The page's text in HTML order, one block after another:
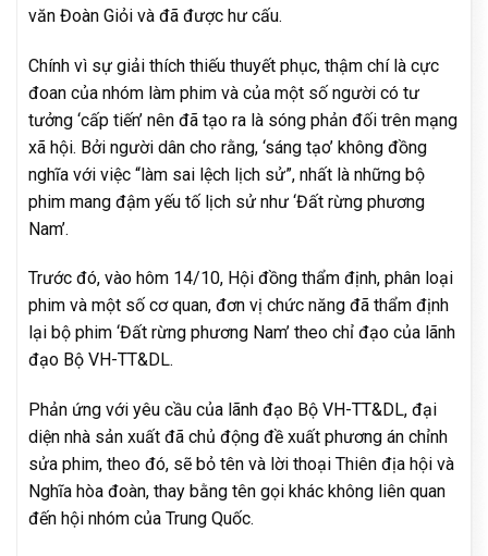
văn Đoàn Giỏi và đã được hư cấu.
Chính vì sự giải thích thiếu thuyết phục, thậm chí là cực
đoan của nhóm làm phim và của một số người có tư
tưởng ‘cấp tiến’ nên đã tạo ra là sóng phản đối trên mạng
xã hội. Bởi người dân cho rằng, ‘sáng tạo’ không đồng
nghĩa với việc “làm sai lệch lịch sử”, nhất là những bộ
phim mang đậm yếu tố lịch sử như ‘Đất rừng phương
Nam’.
Trước đó, vào hôm 14/10, Hội đồng thẩm định, phân loại
phim và một số cơ quan, đơn vị chức năng đã thẩm định
lại bộ phim ‘Đất rừng phương Nam’ theo chỉ đạo của lãnh
đạo Bộ VH-TT&DL.
Phản ứng với yêu cầu của lãnh đạo Bộ VH-TT&DL, đại
diện nhà sản xuất đã chủ động đề xuất phương án chỉnh
sửa phim, theo đó, sẽ bỏ tên và lời thoại Thiên địa hội và
Nghĩa hòa đoàn, thay bằng tên gọi khác không liên quan
đến hội nhóm của Trung Quốc.